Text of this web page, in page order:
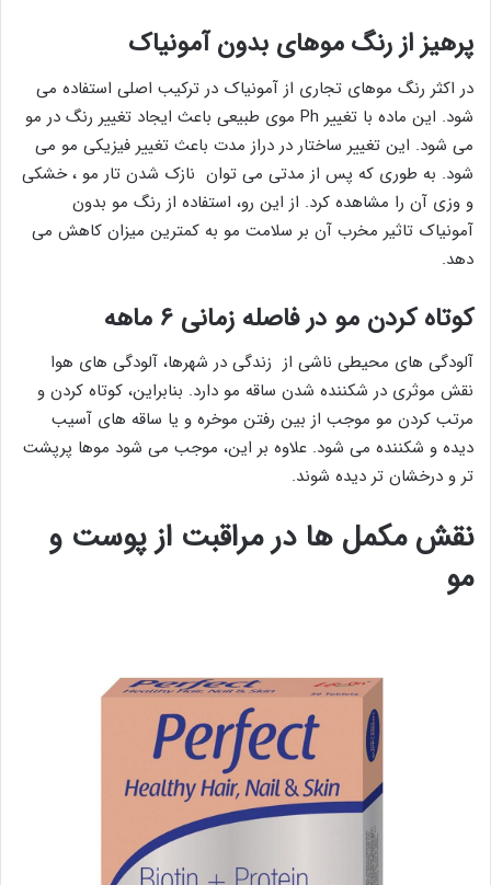
پرهیز از رنگ موهای بدون آمونیاک
در اکثر رنگ موهای تجاری از آمونیاک در ترکیب اصلی استفاده می
شود. این ماده با تغییر Ph موی طبیعی باعث ایجاد تغییر رنگ در مو
می شود. این تغییر ساختار در دراز مدت باعث تغییر فیزیکی مو می
شود. به طوری که پس از مدتی می توان نازک شدن تار مو ، خشکی
و وزی آن را مشاهده کرد. از این رو، استفاده از رنگ مو بدون
آمونیاک تاثیر مخرب آن بر سلامت مو به کمترین میزان کاهش می
دهد.
کوتاه کردن مو در فاصله زمانی ۶ ماهه
آلودگی های محیطی ناشی از زندگی در شهرها، آلودگی های هوا
نقش موثری در شکننده شدن ساقه مو دارد. بنابراین، کوتاه کردن و
مرتب کردن مو موجب از بین رفتن موخره و یا ساقه های آسیب
دیده و شکننده می شود. علاوه بر این، موجب می شود موها پرپشت
تر و درخشان تر دیده شوند.
نقش مکمل ها در مراقبت از پوست و
مو